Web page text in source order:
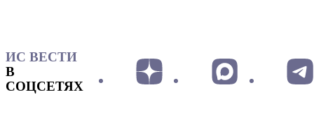
ИС ВЕСТИ
В
СОЦСЕТЯХ